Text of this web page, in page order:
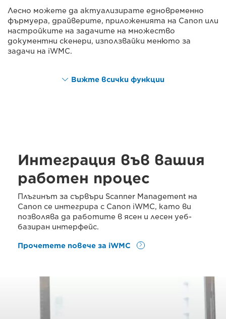
Лесно можете да актуализирате едновременно
фърмуера, драйверите, приложенията на Canon или
настройките на задачите на множество
документни скенери, използвайки менюто за
задачи на iWMC.
Вижте всички функции
Интеграция във вашия
работен процес
Плъгинът за сървъри Scanner Management на
Canon се интегрира с Canon iWMC, като ви
позволява да работите в ясен и лесен уеб-
базиран интерфейс.
Прочетете повече за iWMC